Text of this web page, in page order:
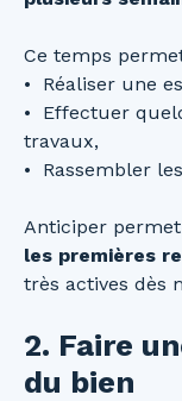
Ce temps
Réaliser une
Effectuer
travaux,
Rassembler
Anticiper
les premières
très actives dès
2. Faire
du bien